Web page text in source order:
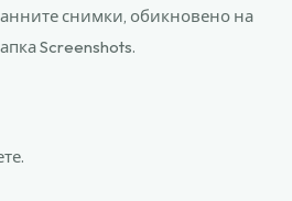
снимки, обикновено на
Screenshots.